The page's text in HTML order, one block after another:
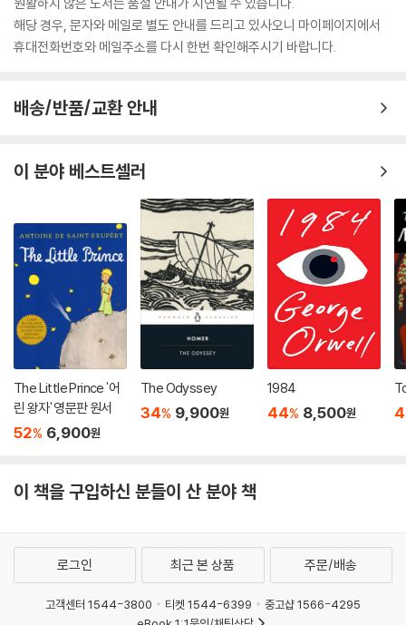
해당 경우, 문자와 메일로 별도 안내를 드리고 있사오니 마이페이지에서
휴대전화번호와 메일주소를 다시 한번 확인해주시기 바랍니다.
배송/반품/교환 안내
이 분야 베스트셀러
The Little Prince '어
린 왕자' 영문판 원서
52% 6,900원
The Odyssey
34% 9,900원
1984
44% 8,500원
이 책을 구입하신 분들이 산 분야 책
로그인 최근 본 상품 주문/배송
고객센터 1544-3800 티켓 1544-6399
중고샵 1566-4295